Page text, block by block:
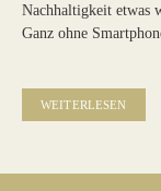
Nachhaltigkeit etwas
Ganz ohne
WEITERLESEN